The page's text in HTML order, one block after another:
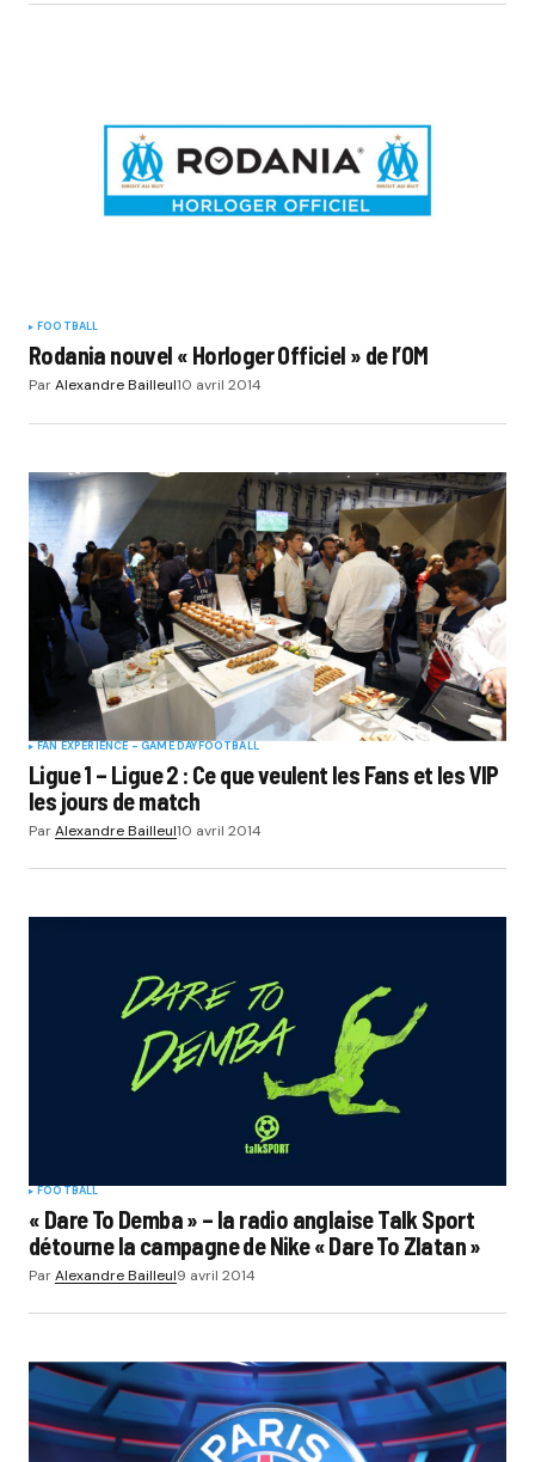
FOOTBALL
Rodania nouvel « Horloger Officiel » de l’OM
ParAlexandre Bailleul10 avril 2014
FAN EXPERIENCE - GAME DAYFOOTBALL
Ligue 1 – Ligue 2 : Ce que veulent les Fans et les VIP
les jours de match
ParAlexandre Bailleul10 avril 2014
FOOTBALL
« Dare To Demba » – la radio anglaise Talk Sport
détourne la campagne de Nike « Dare To Zlatan »
ParAlexandre Bailleul9 avril 2014